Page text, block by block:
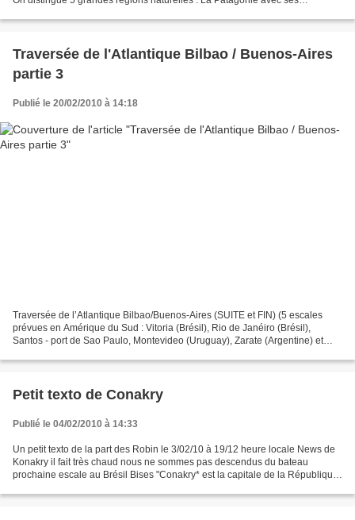
Traversée de l'Atlantique Bilbao / Buenos-Aires
partie 3
Publié le 20/02/2010 à 14:18
Traversée de l’Atlantique Bilbao/Buenos-Aires (SUITE et FIN) (5 escales
prévues en Amérique du Sud : Vitoria (Brésil), Rio de Janéiro (Brésil),
Santos - port de Sao Paulo, Montevideo (Uruguay), Zarate (Argentine) et
Petit texto de Conakry
Publié le 04/02/2010 à 14:33
Un petit texto de la part des Robin le 3/02/10 à 19/12 heure locale News de
Konakry il fait très chaud nous ne sommes pas descendus du bateau
prochaine escale au Brésil Bises "Conakry* est la capitale de la République